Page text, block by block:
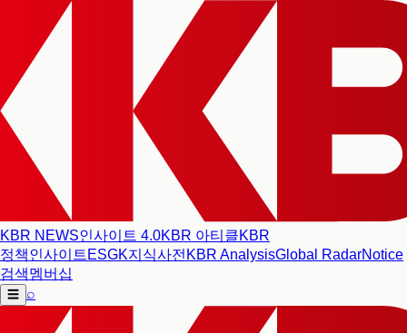
KBR NEWS인사이트 4.0KBR 아티클KBR
정책인사이트 ESGK지식사전 KBR AnalysisGlobal RadarNotice
검색멤버십
☰ ⌕